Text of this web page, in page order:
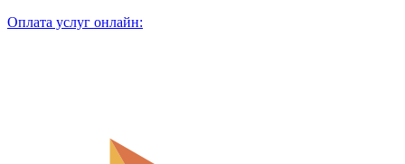
Оплата услуг онлайн: